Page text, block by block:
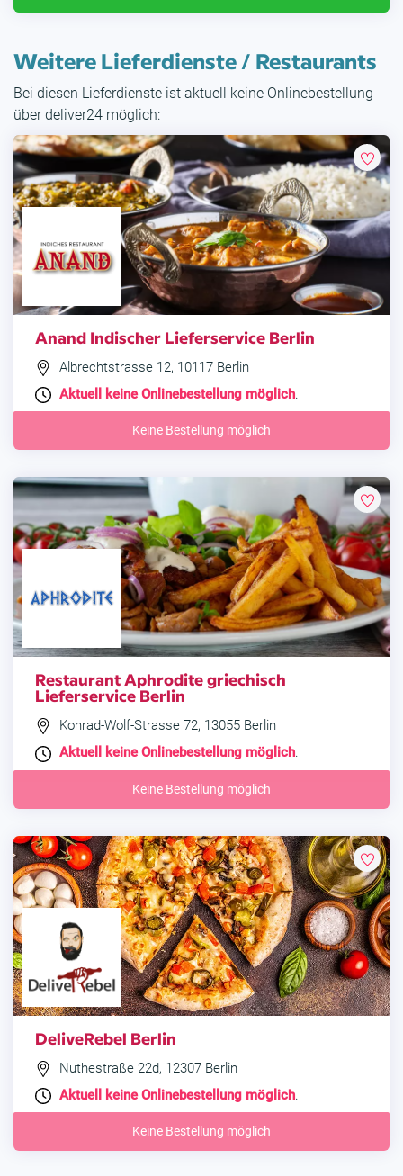
Weitere Lieferdienste / Restaurants
Bei diesen Lieferdienste ist aktuell keine Onlinebestellung
über deliver24 möglich:
Anand Indischer Lieferservice Berlin
Albrechtstrasse 12, 10117 Berlin
Aktuell keine Onlinebestellung möglich.
Keine Bestellung möglich
Restaurant Aphrodite griechisch
Lieferservice Berlin
Konrad-Wolf-Strasse 72, 13055 Berlin
Aktuell keine Onlinebestellung möglich.
Keine Bestellung möglich
DeliveRebel Berlin
Nuthestraße 22d, 12307 Berlin
Aktuell keine Onlinebestellung möglich
Keine Bestellung möglich